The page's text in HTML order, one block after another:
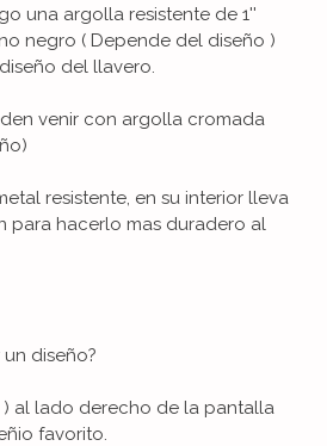
una argolla resistente de 1''
negro ( Depende del diseño )
del llavero.
venir con argolla cromada
resistente, en su interior lleva
para hacerlo mas duradero al
diseño?
) al lado derecho de la pantalla
favorito.